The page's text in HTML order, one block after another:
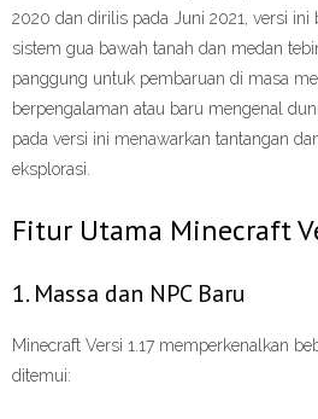
2020 dan dirilis pada Juni 2021, versi ini
sistem gua bawah tanah dan medan
panggung untuk pembaruan di masa
berpengalaman atau baru mengenal
pada versi ini menawarkan tantangan
eksplorasi.
Fitur Utama Minecraft
1. Massa dan NPC Baru
Minecraft Versi 1.17 memperkenalkan
ditemui: